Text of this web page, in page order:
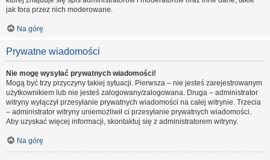
jak fora przez nich moderowane.
Na górę
Prywatne wiadomości
Nie mogę wysyłać prywatnych wiadomości!
Mogą być trzy przyczyny takiej sytuacji. Pierwsza – nie jesteś zarejestrowanym
użytkownikiem lub nie jesteś zalogowany/zalogowana. Druga – administrator
witryny wyłączył przesyłanie prywatnych wiadomości na całej witrynie. Trzecia
– administrator witryny uniemożliwił ci przesyłanie prywatnych wiadomości.
Aby uzyskać więcej informacji, skontaktuj się z administratorem witryny.
Na górę